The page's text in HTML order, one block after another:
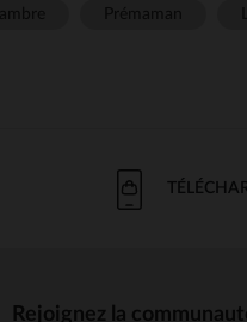
Rejoignez la